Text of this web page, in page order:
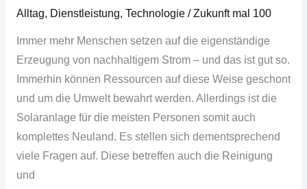
Alltag, Dienstleistung, Technologie/Zukunft mal 100
Immer mehr Menschen setzen auf die eigenständige
Erzeugung von nachhaltigem Strom – und das ist gut so.
Immerhin können Ressourcen auf diese Weise geschont
und um die Umwelt bewahrt werden. Allerdings ist die
Solaranlage für die meisten Personen somit auch
komplettes Neuland. Es stellen sich dementsprechend
viele Fragen auf. Diese betreffen auch die Reinigung
und